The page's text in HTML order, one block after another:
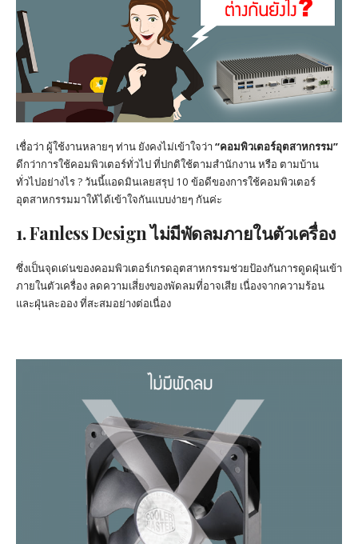
เชื่อว่า ผู้ใช้งานหลายๆ ท่าน ยังคงไม่เข้าใจว่า“คอมพิวเตอร์อุตสาหกรรม”
ดีกว่าการใช้คอมพิวเตอร์ทั่วไป ที่ปกติใช้ตามสำนักงาน หรือ ตามบ้าน
ทั่วไปอย่างไร ? วันนี้แอดมินเลยสรุป 10 ข้อดีของการใช้คอมพิวเตอร์
อุตสาหกรรมมาให้ได้เข้าใจกันแบบง่ายๆ กันค่ะ
1. Fanless Design ไม่มีพัดลมภายในตัวเครื่อง
ซึ่งเป็นจุดเด่นของคอมพิวเตอร์เกรดอุตสาหกรรมช่วยป้องกันการดูดฝุ่นเข้า
ภายในตัวเครื่อง ลดความเสี่ยงของพัดลมที่อาจเสีย เนื่องจากความร้อน
และฝุ่นละออง ที่สะสมอย่างต่อเนื่อง